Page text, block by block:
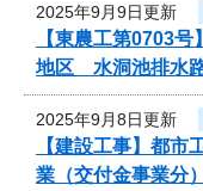
2025年9月9日更新
【東農工第0703
地区 水洞池排水
2025年9月8日更新
【建設工事】都
業（交付金事業分